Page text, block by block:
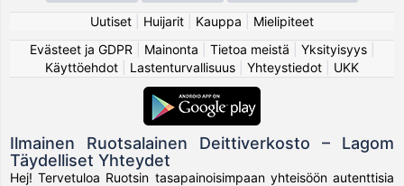
Uutiset Huijarit Kauppa
Mielipiteet
Evästeet ja GDPR
Mainonta Tietoa meistä Yksityisyys|
Käyttöehdot
Lastenturvallisuus Yhteystiedot UKK
Ilmainen Ruotsalainen Deittiverkosto – Lagom
Täydelliset Yhteydet
Hej! Tervetuloa Ruotsin tasapainoisimpaan yhteisöön autenttisia